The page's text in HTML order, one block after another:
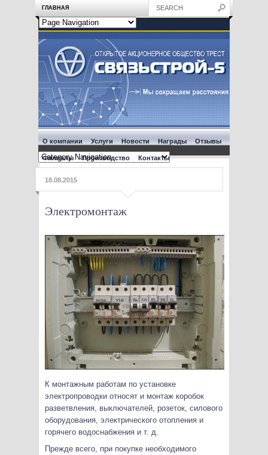
ГЛАВНАЯ
О компании Услуги Новости Награды Отзывы
Филиалы Производство Контакты
18.08.2015
Электромонтаж
К монтажным работам по установке
электропроводки относят и монтаж коробок
разветвления, выключателей, розеток, силового
оборудования, электрического отопления и
горячего водоснабжения и т. д.
Прежде всего, при покупке необходимого